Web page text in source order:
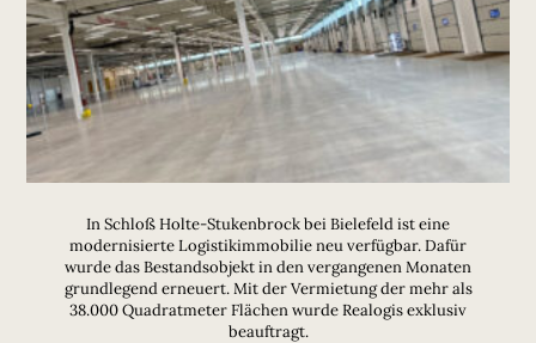
In Schloß Holte-Stukenbrock bei Bielefeld ist eine
modernisierte Logistikimmobilie neu verfügbar. Dafür
wurde das Bestandsobjekt in den vergangenen Monaten
grundlegend erneuert. Mit der Vermietung der mehr als
38.000 Quadratmeter Flächen wurde Realogis exklusiv
beauftragt.